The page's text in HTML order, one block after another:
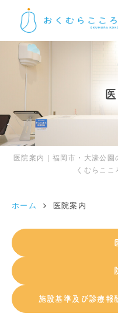
医院案内｜福岡市・大濠公
くむらここ
ホーム 医院案内
施設基準及び診療報